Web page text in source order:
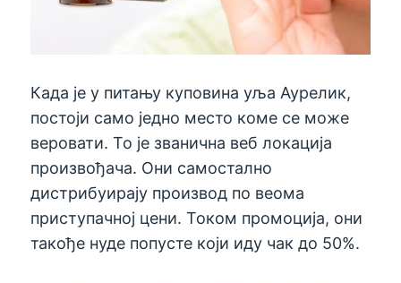
Када је у питању куповина уља Аурелик,
постоји само једно место коме се може
веровати. То је званична веб локација
произвођача. Они самостално
дистрибуирају производ по веома
приступачној цени. Током промоција, они
такође нуде попусте који иду чак до 50%.